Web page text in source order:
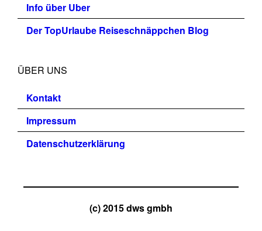
Info über Uber
Der TopUrlaube Reiseschnäppchen Blog
ÜBER UNS
Kontakt
Impressum
Datenschutzerklärung
(c) 2015 dws gmbh